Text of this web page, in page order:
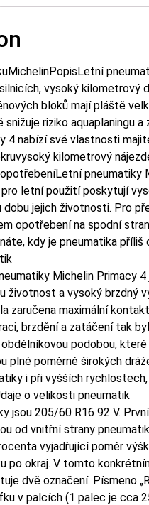
vysoký kilometrový
bloků mají pláště
riziko aquaplaningu
4 nabízí své vlastnosti
kilometrový
pneumatiky
letní použití poskytují
jejich životnosti. Pro
opotřebení na spodní
kdy je pneumatika příliš
Michelin Primacy
životnost a vysoký brzdný
zaručena maximální
brzdění a zatáčení tak
podobou,
plné poměrně širokých
i při vyšších
o velikosti pneumatik
jsou 205/60 R16 92 V.
od vnitřní strany
vyjadřující poměr
po okraj. V tomto
dvě označení. Písmeno
v palcích (1 palec je cca